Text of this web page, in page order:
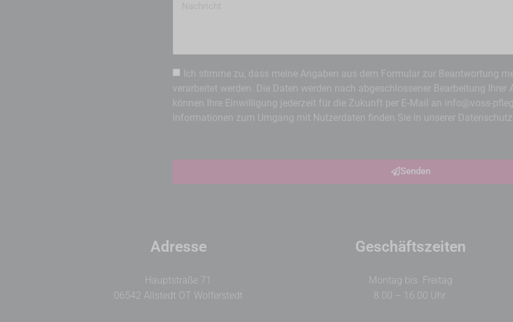
Ich stimme zu, dass meine Angaben aus dem Formular zur Beantwortung
verarbeitet werden. Die Daten werden nach abgeschlossener Bearbeitung
können Ihre Einwilligung jederzeit für die Zukunft per E‑Mail an info@voss-
Informationen zum Umgang mit Nutzerdaten finden Sie in unserer
Senden
Adresse
Hauptstraße 71
06542 Allstedt OT Wolferstedt
Geschäftszeiten
Montag bis Freitag
8.00 – 16.00 Uhr